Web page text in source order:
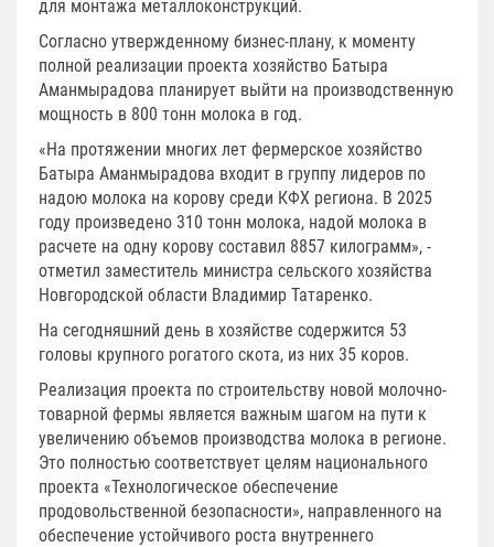
для монтажа металлоконструкций.
Согласно утвержденному бизнес-плану, к моменту
полной реализации проекта хозяйство Батыра
Аманмырадова планирует выйти на производственную
мощность в 800 тонн молока в год.
«На протяжении многих лет фермерское хозяйство
Батыра Аманмырадова входит в группу лидеров по
надою молока на корову среди КФХ региона. В 2025
году произведено 310 тонн молока, надой молока в
расчете на одну корову составил 8857 килограмм», -
отметил заместитель министра сельского хозяйства
Новгородской области Владимир Татаренко.
На сегодняшний день в хозяйстве содержится 53
головы крупного рогатого скота, из них 35 коров.
Реализация проекта по строительству новой молочно-
товарной фермы является важным шагом на пути к
увеличению объемов производства молока в регионе.
Это полностью соответствует целям национального
проекта «Технологическое обеспечение
продовольственной безопасности», направленного на
обеспечение устойчивого роста внутреннего